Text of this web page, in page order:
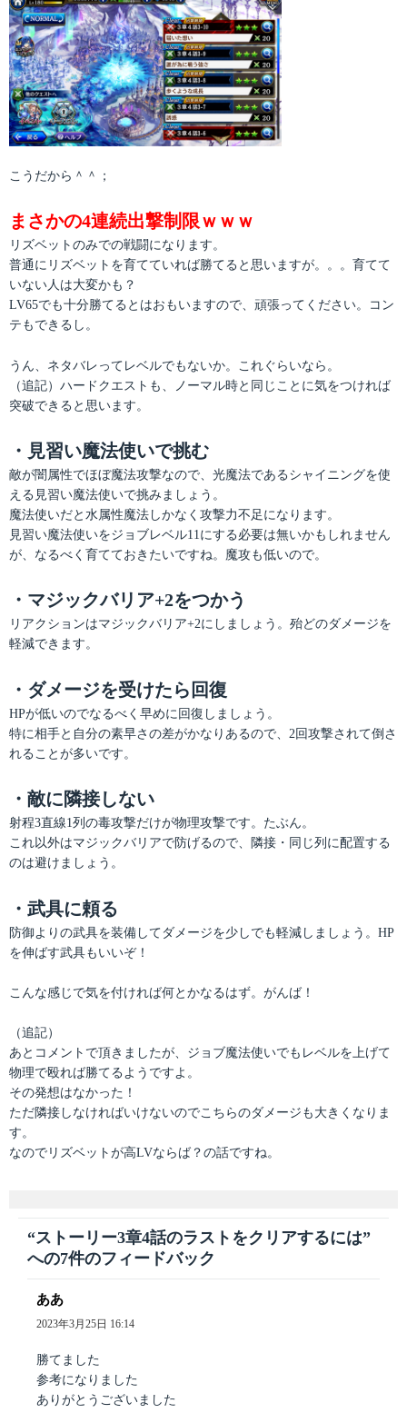
こうだから＾＾；
まさかの4連続出撃制限ｗｗｗ
リズベットのみでの戦闘になります。
普通にリズベットを育てていれば勝てると思いますが。。。育てて
いない人は大変かも？
LV65でも十分勝てるとはおもいますので、頑張ってください。コン
テもできるし。
うん、ネタバレってレベルでもないか。これぐらいなら。
（追記）ハードクエストも、ノーマル時と同じことに気をつければ
突破できると思います。
・見習い魔法使いで挑む
敵が闇属性でほぼ魔法攻撃なので、光魔法であるシャイニングを使
える見習い魔法使いで挑みましょう。
魔法使いだと水属性魔法しかなく攻撃力不足になります。
見習い魔法使いをジョブレベル11にする必要は無いかもしれません
が、なるべく育てておきたいですね。魔攻も低いので。
・マジックバリア+2をつかう
リアクションはマジックバリア+2にしましょう。殆どのダメージを
軽減できます。
・ダメージを受けたら回復
HPが低いのでなるべく早めに回復しましょう。
特に相手と自分の素早さの差がかなりあるので、2回攻撃されて倒さ
れることが多いです。
・敵に隣接しない
射程3直線1列の毒攻撃だけが物理攻撃です。たぶん。
これ以外はマジックバリアで防げるので、隣接・同じ列に配置する
のは避けましょう。
・武具に頼る
防御よりの武具を装備してダメージを少しでも軽減しましょう。HP
を伸ばす武具もいいぞ！
こんな感じで気を付ければ何とかなるはず。がんば！
（追記）
あとコメントで頂きましたが、ジョブ魔法使いでもレベルを上げて
物理で殴れば勝てるようですよ。
その発想はなかった！
ただ隣接しなければいけないのでこちらのダメージも大きくなりま
す。
なのでリズベットが高LVならば？の話ですね。
“ストーリー3章4話のラストをクリアするには”
への7件のフィードバック
ああ
り:
2023年3月25日 16:14
勝てました
参考になりました
ありがとうございました